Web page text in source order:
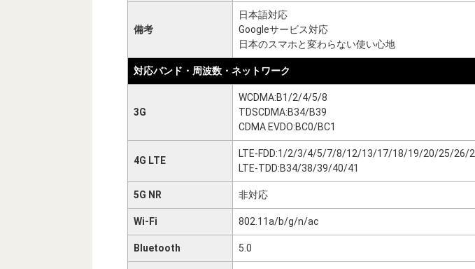
備考
日本語対応
Googleサービス対応
日本のスマホと変わらない使い心地
対応バンド・周波数・ネットワーク
3G
WCDMA:B1/2/4/5/8
TDSCDMA:B34/B39
CDMA EVDO:BC0/BC1
4G LTE
LTE-FDD:1/2/3/4/5/7/8/12/13/17/18/19/20/25/26/
LTE-TDD:B34/38/39/40/41
5G NR 非対応
Wi-Fi 802.11a/b/g/n/ac
Bluetooth 5.0